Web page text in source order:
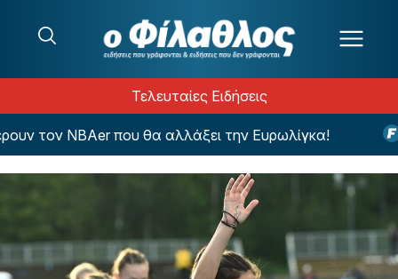
Τελευταίες Ειδήσεις
τον NBAer που θα αλλάξει την Ευρωλίγκα! Η